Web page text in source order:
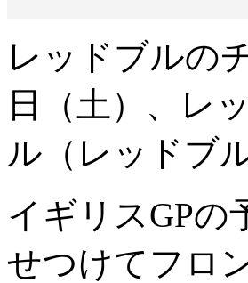
レッドブルの
日（土）、レ
ル（レッドブ
イギリスGPの
せつけてフロ